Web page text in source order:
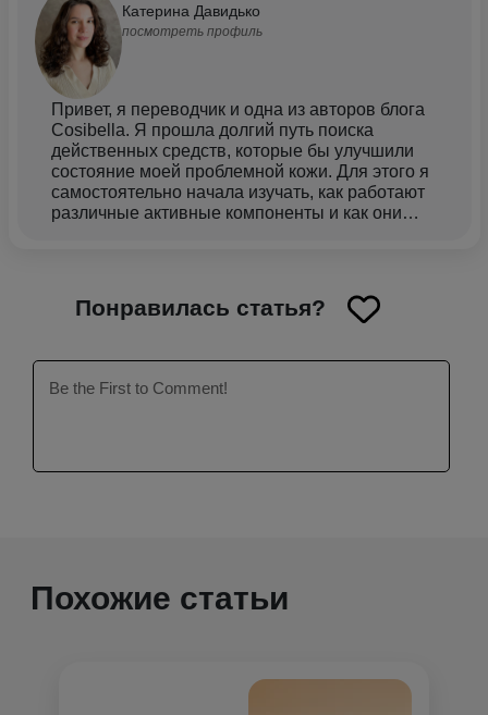
Катерина Давидько
посмотреть профиль
Привет, я переводчик и одна из авторов блога
Cosibella. Я прошла долгий путь поиска
действенных средств, которые бы улучшили
состояние моей проблемной кожи. Для этого я
самостоятельно начала изучать, как работают
различные активные компоненты и как они
внимания. Сегодня сознательный подход к
уходу за кожей успешно помогает мне
и знаниями я делюсь в статьях, потому что хочу
сделать твой путь к здоровой и красивой коже
проще.
Понравилась статья?
Похожие статьи